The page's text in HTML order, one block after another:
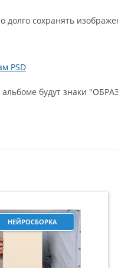
долго сохранять
PSD
будут знаки
НЕЙРОСБОРКА